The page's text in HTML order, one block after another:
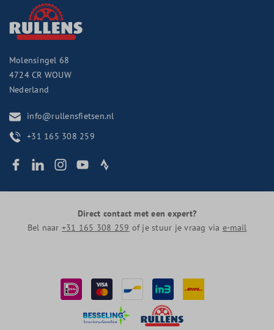
Molensingel 68
4724 CR WOUW
Nederland
info@rullensfietsen.nl
+31 165 308 259
Direct contact met een expert?
Bel naar +31 165 308 259 of je stuur je vraag via e-mail